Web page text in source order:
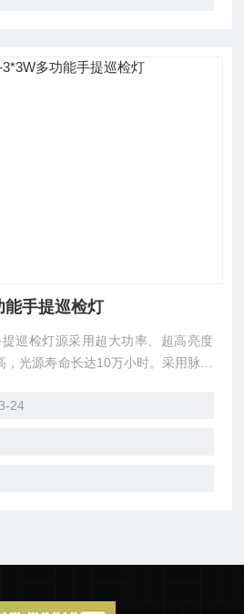
能手提巡检灯
巡检灯源采用超大功率、超高亮度
光源寿命长达10万小时。采用脉冲
24